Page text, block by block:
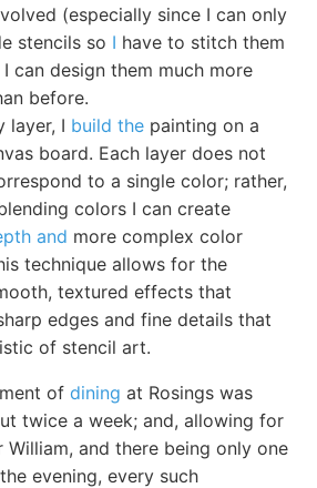
(especially since I can only
stencils so I have to stitch them
can design them much more
before.
layer, I build the painting on a
board. Each layer does not
to a single color; rather,
colors I can create
and more complex color
technique allows for the
textured effects that
edges and fine details that
of stencil art.
of dining at Rosings was
twice a week; and, allowing for
William, and there being only one
evening, every such